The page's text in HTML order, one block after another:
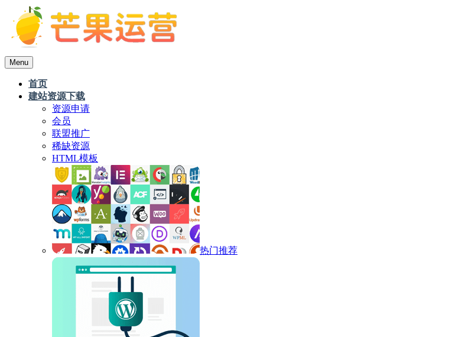
Menu
首页
建站资源下载
资源申请
会员
联盟推广
稀缺资源
HTML模板
热门推荐